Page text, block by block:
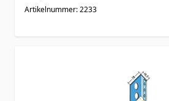
Artikelnummer: 2233